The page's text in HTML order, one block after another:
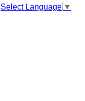
Select Language ▼